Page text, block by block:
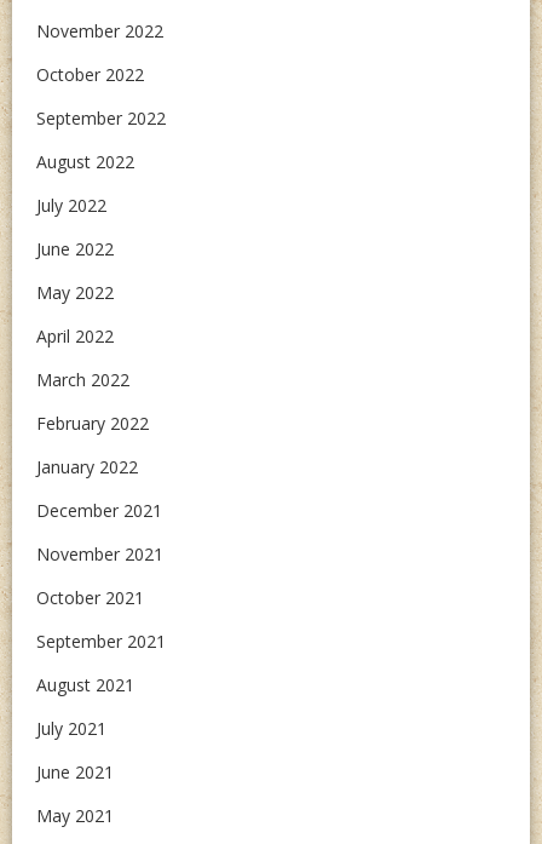
November 2022
October 2022
September 2022
August 2022
July 2022
June 2022
May 2022
April 2022
March 2022
February 2022
January 2022
December 2021
November 2021
October 2021
September 2021
August 2021
July 2021
June 2021
May 2021